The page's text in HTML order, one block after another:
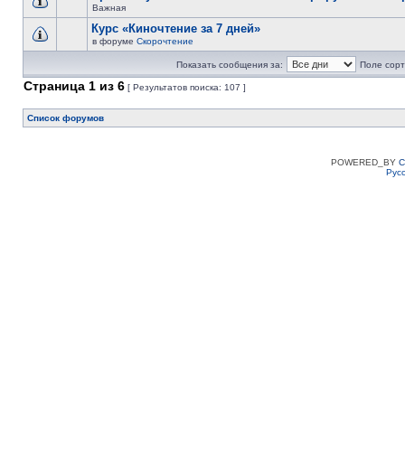
Важная
Курс «Киночтение за 7 дней»
в форуме Скорочтение
Показать сообщения за: Поле
Страница 1 из 6 [ Результатов поиска: 107 ]
Список форумов
POWERED_BY